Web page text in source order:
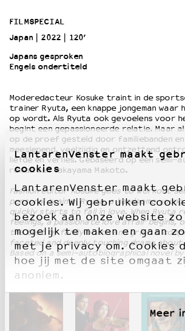
LantarenVenster maakt
cookies
LantarenVenster maakt
cookies. Wij gebruiken
bezoek aan onze website
mogelijk te maken en gaan
met je privacy om. Cookies
hoe jij met de site omgaat
anoniem.
Meer
Speciale educatieprogramma’s
OVER LANTARENVENSTER
Werken bij
Wie is wie
Word vriend
Historie
Partners
Huisregels
Privacyverklaring
Integriteits- en gedragscode
Duurzaamheid
Culturele boycot Israël
Ruimte voor artistieke vrijheid – VNPF
FILMSPECIAL
Japan
2022
120’
Japans gesproken
Engels ondertiteld
Moderedacteur Kosuke traint in de
trainer Ryuta, een knappe jongeman waar
op wordt. Als Ryuta ook gevoelens voor
begint een gepassioneerde relatie. Maar
op de proef gesteld door familiebanden en
meeslepend, veelzijdig en ontzettend
liefde en verlies. Gebaseerd op een semi-
roman van Takayama Makoto.
Fashion editor Kosuke goes to workout
personal trainer Ryuta, a handsome young
quickly starts to fall in love. When Ryuta
feelings, a passionate love affair begins,
the test by family bonds and grief. A
faceted and deeply touching drama about
Based on a semi-autobiographical novel by